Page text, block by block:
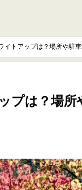
イトアップは？場所や駐
プは？場所